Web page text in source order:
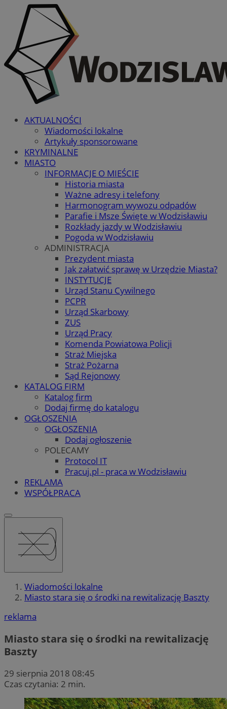
AKTUALNOŚCI
Wiadomości lokalne
Artykuły sponsorowane
KRYMINALNE
MIASTO
INFORMACJE O MIEŚCIE
Historia miasta
Ważne adresy i telefony
Harmonogram wywozu odpadów
Parafie i Msze Święte w Wodzisławiu
Rozkłady jazdy w Wodzisławiu
Pogoda w Wodzisławiu
ADMINISTRACJA
Prezydent miasta
Jak załatwić sprawę w Urzędzie Miasta?
INSTYTUCJE
Urząd Stanu Cywilnego
PCPR
Urząd Skarbowy
ZUS
Urząd Pracy
Komenda Powiatowa Policji
Straż Miejska
Straż Pożarna
Sąd Rejonowy
KATALOG FIRM
Katalog firm
Dodaj firmę do katalogu
OGŁOSZENIA
OGŁOSZENIA
Dodaj ogłoszenie
POLECAMY
Protocol IT
Pracuj.pl - praca w Wodzisławiu
REKLAMA
WSPÓŁPRACA
Wiadomości lokalne
Miasto stara się o środki na rewitalizację Baszty
reklama
Miasto stara się o środki na rewitalizację
Baszty
29 sierpnia 2018 08:45
Czas czytania: 2 min.